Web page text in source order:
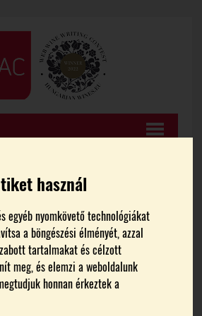
használ
egyéb nyomkövető technológiákat
a böngészési élményét, azzal
tartalmakat és célzott
meg, és elemzi a weboldalunk
honnan érkeztek a
alakul az arad-
történelmi